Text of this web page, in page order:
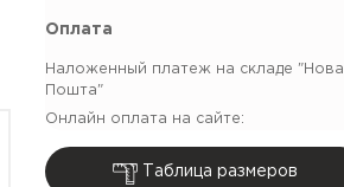
Оплата
Наложенный платеж на складе "Нова
Пошта"
Онлайн оплата на сайте:
Таблица размеров